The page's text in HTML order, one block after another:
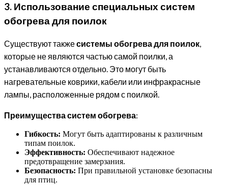
3. Использование специальных систем
обогрева для поилок
Существуют такжесистемы обогрева для поилок,
которые не являются частью самой поилки, а
устанавливаются отдельно. Это могут быть
нагревательные коврики, кабели или инфракрасные
лампы, расположенные рядом с поилкой.
Преимущества систем обогрева:
Гибкость: Могут быть адаптированы к различным
типам поилок.
Эффективность: Обеспечивают надежное
предотвращение замерзания.
Безопасность: При правильной установке безопасны
для птиц.